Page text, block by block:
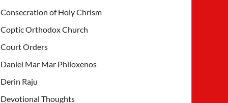
Consecration of Holy Chrism
Coptic Orthodox Church
Court Orders
Daniel Mar Mar Philoxenos
Derin Raju
Devotional Thoughts